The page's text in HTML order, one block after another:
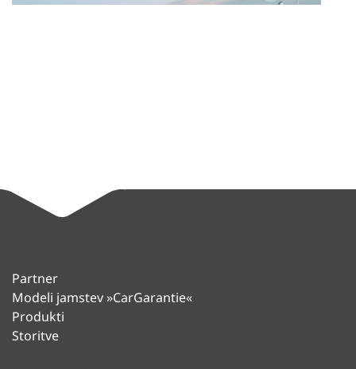
Partner
Modeli jamstev »CarGarantie«
Produkti
Storitve